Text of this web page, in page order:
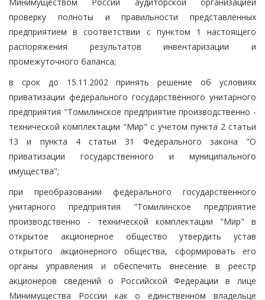
проверку полноты и правильности представленных
предприятием в соответствии с пунктом 1 настоящего
распоряжения результатов инвентаризации и
промежуточного баланса;
в срок до 15.11.2002 принять решение об условиях
приватизации федерального государственного унитарного
предприятия "Томилинское предприятие производственно -
технической комплектации "Мир" с учетом пункта 2 статьи
13 и пункта 4 статьи 31 Федерального закона "О
приватизации государственного и муниципального
имущества";
при преобразовании федерального государственного
унитарного предприятия "Томилинское предприятие
производственно - технической комплектации "Мир" в
открытое акционерное общество утвердить устав
открытого акционерного общества, сформировать его
органы управления и обеспечить внесение в реестр
акционеров сведений о Российской Федерации в лице
Минимущества России как о единственном владельце